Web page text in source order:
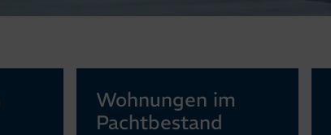
Wohnungen im
Pacht­bestand